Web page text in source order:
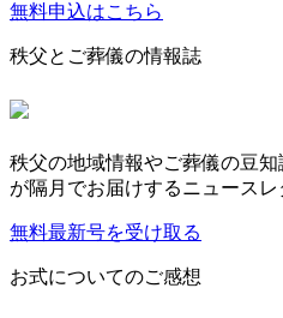
無料申込はこちら
秩父とご葬儀の情報誌
秩父の地域情報やご葬儀の豆知
が隔月でお届けするニュースレ
無料最新号を受け取る
お式についてのご感想